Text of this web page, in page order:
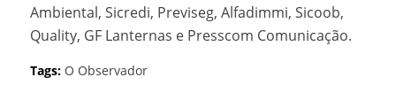
Ambiental, Sicredi, Previseg, Alfadimmi, Sicoob,
Quality, GF Lanternas e Presscom Comunicação.
Tags: O Observador